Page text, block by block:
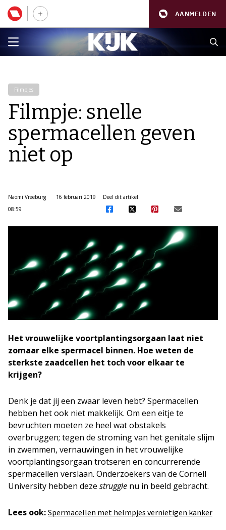
AANMELDEN
Filmpjes
Filmpje: snelle
spermacellen geven
niet op
Naomi Vreeburg
16 februari 2019
08:59
Deel dit artikel:
Het vrouwelijke voortplantingsorgaan laat niet
zomaar elke spermacel binnen. Hoe weten de
sterkste zaadcellen het toch voor elkaar te
krijgen?
Denk je dat jij een zwaar leven hebt? Spermacellen
hebben het ook niet makkelijk. Om een eitje te
bevruchten moeten ze heel wat obstakels
overbruggen; tegen de stroming van het genitale slijm
in zwemmen, vernauwingen in het vrouwelijke
voortplantingsorgaan trotseren en concurrerende
spermacellen verslaan. Onderzoekers van de Cornell
University hebben deze struggle nu in beeld gebracht.
Lees ook: Spermacellen met helmpjes vernietigen kanker